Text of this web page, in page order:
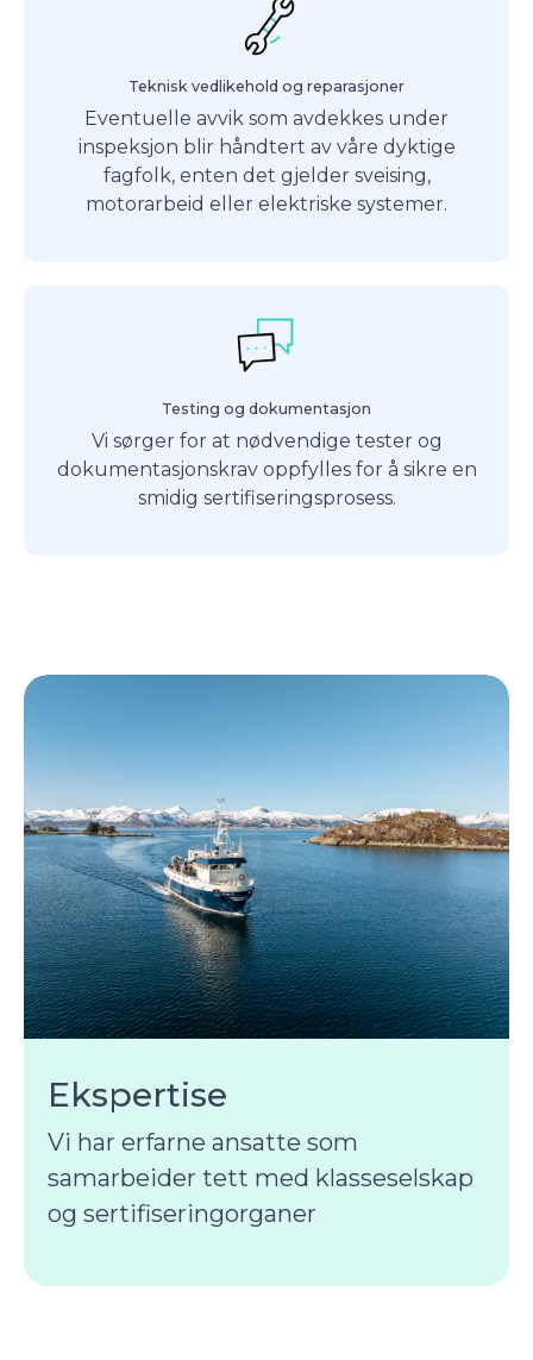
Teknisk vedlikehold og reparasjoner
Eventuelle avvik som avdekkes under
inspeksjon blir håndtert av våre dyktige
fagfolk, enten det gjelder sveising,
motorarbeid eller elektriske systemer.
Testing og dokumentasjon
Vi sørger for at nødvendige tester og
dokumentasjonskrav oppfylles for å sikre en
smidig sertifiseringsprosess.
Ekspertise
Vi har erfarne ansatte som
samarbeider tett med klasseselskap
og sertifiseringorganer